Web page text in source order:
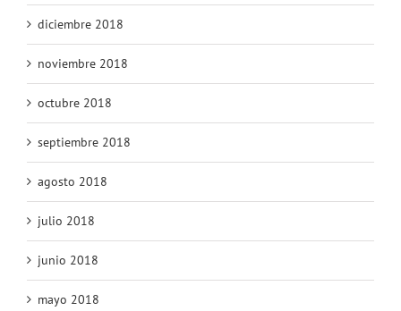
diciembre 2018
noviembre 2018
octubre 2018
septiembre 2018
agosto 2018
julio 2018
junio 2018
mayo 2018